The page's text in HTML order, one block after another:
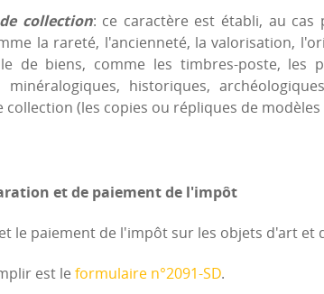
collection: ce caractère est établi, au
la rareté, l'ancienneté, la valorisation,
de biens, comme les timbres-poste, les
minéralogiques, historiques,
collection (les copies ou répliques de
et de paiement de l'impôt
le paiement de l'impôt sur les objets d'art
est le formulaire n°2091-SD.